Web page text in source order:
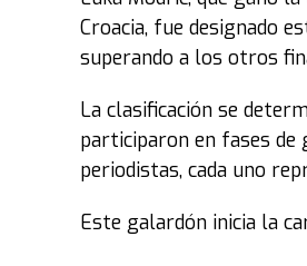
Croacia, fue designado
superando a los otros
La clasificación se
participaron en fases de
periodistas, cada uno
Este galardón inicia la